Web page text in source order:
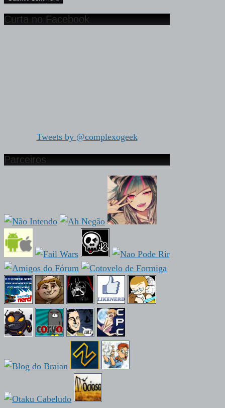
Curta no Facebook
Tweets by @complexogeek
Parceiros